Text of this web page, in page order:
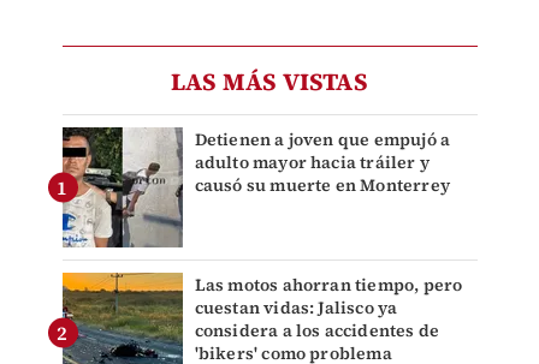
LAS MÁS VISTAS
Detienen a joven que empujó a
adulto mayor hacia tráiler y
causó su muerte en Monterrey
Las motos ahorran tiempo, pero
cuestan vidas: Jalisco ya
considera a los accidentes de
'bikers' como problema